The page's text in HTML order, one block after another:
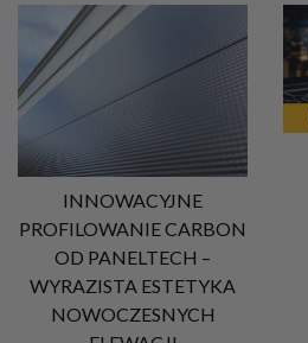
INNOWACYJNE
PROFILOWANIE CARBON
OD PANELTECH –
WYRAZISTA ESTETYKA
NOWOCZESNYCH